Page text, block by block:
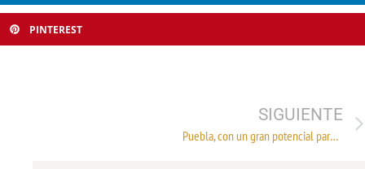
PINTEREST
SIGUIENTE
Puebla, con un gran potencial para zona nicho